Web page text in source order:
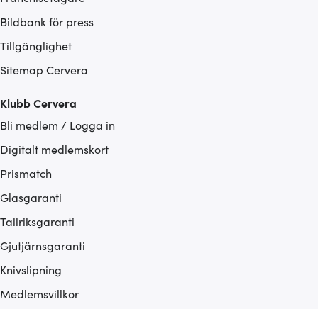
Bildbank för press
Tillgänglighet
Sitemap Cervera
Klubb Cervera
Bli medlem / Logga in
Digitalt medlemskort
Prismatch
Glasgaranti
Tallriksgaranti
Gjutjärnsgaranti
Knivslipning
Medlemsvillkor